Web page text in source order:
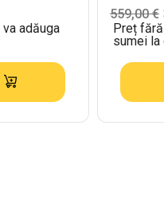
adăuga
L:2880mm x
kg/nivel
559,00€
Preț
sumei la